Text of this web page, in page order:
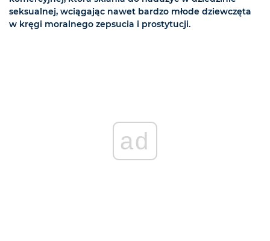
seksualnej, wciągając nawet bardzo młode dziewczęta
w kręgi moralnego zepsucia i prostytucji.
ad